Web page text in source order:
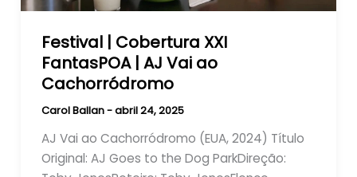
Festival | Cobertura XXI
FantasPOA | AJ Vai ao
Cachorródromo
Carol Ballan-abril 24, 2025
AJ Vai ao Cachorródromo (EUA, 2024) Título
Original: AJ Goes to the Dog ParkDireção: